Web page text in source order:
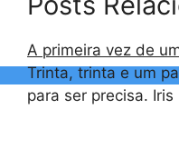
A primeira vez de
Trinta, trinta e um
para ser precisa.